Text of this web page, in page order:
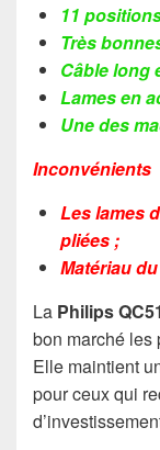
11
Très
Câble long
Lames en
Une des
Inconvénients
Les lames
pliées ;
Matériau
La Philips
bon marché les
Elle maintient
pour ceux qui